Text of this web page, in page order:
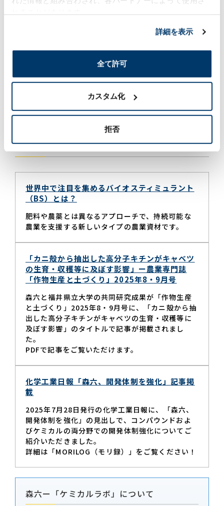
詳細を表示
全て許可
カスタム化
拒否
でもない“第三のカテゴリ”として、植物の免疫機能を刺
激し、環境ストレスへの耐性を高める次世代の農業素材
料の開発にも着手しています。農業・化粧品市場を視野
に入れた応用展開とともに、商社ならではの調達力を活
出に取り組んでいます。
マグネットエリア（休憩スペース）
ケミカルラボ 関連情報
世界中で注目を集めるバイオスティミュラント
（BS）とは？
肥料や農薬とは異なるアプローチで、持続可能な
農業を支援する新しいタイプの農業資材です。
「カニ殻から抽出した高分子キチンがキャベツ
の生育・収穫等に及ぼす影響」ー農業専門誌
「作物生産と土づくり」2025年8・9月号
森六と福井県立大学の共同研究成果が「作物生産
と土づくり」2025年8・9月号に、「カニ殻から抽
出した高分子キチンがキャベツの生育・収穫等に
及ぼす影響」のタイトルで記事が掲載されまし
た。
PDFで記事をご覧いただけます。
化学工業日報「森六、開発体制を強化」記事掲
載
2025年7月28日発行の化学工業日報に、「森六、
開発体制を強化」の見出しで、コンパウンドおよ
びケミカルの両分野での開発体制強化についてご
紹介いただきました。
詳細は「MORILOG（モリ録）」をご覧ください！
森六ー「ケミカルラボ」について